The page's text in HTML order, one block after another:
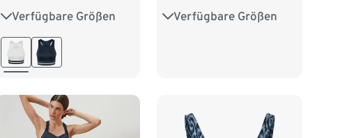
Verfügbare Größen
XS 32/34 S 36/38
M 40/42
Verfügbare Größen
XS 32/34 S 36/38